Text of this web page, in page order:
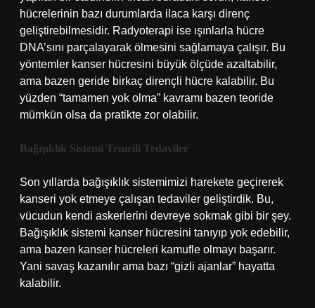
hücrelerinin bazı durumlarda ilaca karşı direnç
geliştirebilmesidir. Radyoterapi ise ışınlarla hücre
DNA’sını parçalayarak ölmesini sağlamaya çalışır. Bu
yöntemler kanser hücresini büyük ölçüde azaltabilir,
ama bazen geride birkaç dirençli hücre kalabilir. Bu
yüzden “tamamen yok olma” kavramı bazen teoride
mümkün olsa da pratikte zor olabilir.
Bağışıklık Sistemi Temelli Tedaviler
Son yıllarda bağışıklık sistemimizi harekete geçirerek
kanseri yok etmeye çalışan tedaviler geliştirdik. Bu,
vücudun kendi askerlerini devreye sokmak gibi bir şey.
Bağışıklık sistemi kanser hücresini tanıyıp yok edebilir,
ama bazen kanser hücreleri kamufle olmayı başarır.
Yani savaş kazanılır ama bazı “gizli ajanlar” hayatta
kalabilir.